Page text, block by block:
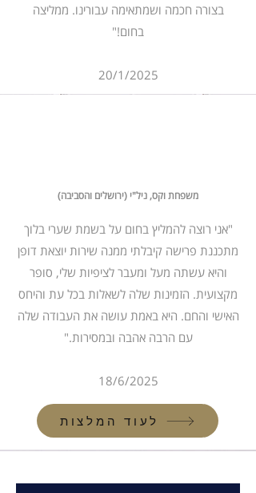
בצורה חכמה ושמתאימה עבורינו. ממליצה
בחום!"
20/1/2025
משפחת וקס, ניל"י (ירושלים והסביבה)
"אני רוצה להמליץ בחום על בשמת שערי בלוך
מתכננת פרישה קיבלתי ממנה שירות יוצאת דופן
והיא עשתה מעל ומעבר לציפיות שלי, סופר
מקצועית. הזמינות שלה לשאלות בכל עת והיחס
האישי והחם. היא באמת עושה את העבודה שלה
עם הרבה אהבה ובמסירות."
18/6/2025
לעוד המלצות